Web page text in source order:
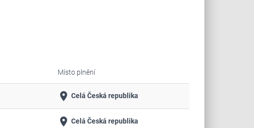
Místo plnění
place Celá Česká republika
place Celá Česká republika